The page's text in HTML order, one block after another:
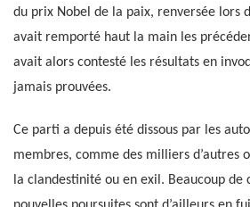
du prix Nobel de la paix, renversée lors
avait remporté haut la main les
avait alors contesté les résultats en
jamais prouvées.
Ce parti a depuis été dissous par les
membres, comme des milliers d’autres
la clandestinité ou en exil. Beaucoup de